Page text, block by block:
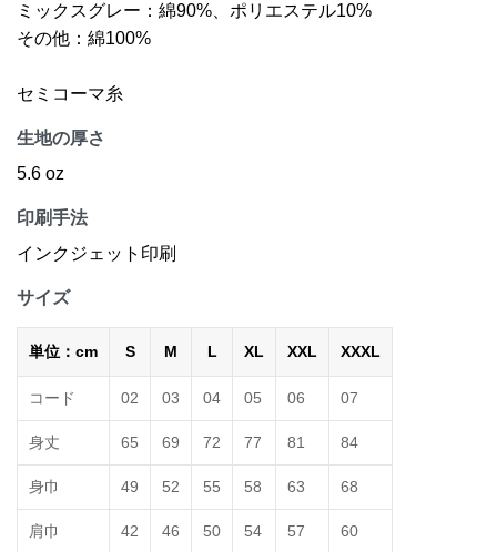
ミックスグレー：綿90%、ポリエステル10%
その他：綿100%
セミコーマ糸
生地の厚さ
5.6 oz
印刷手法
インクジェット印刷
サイズ
単位：cm S M L XL XXL XXXL
コード 02 03 04 05 06 07
身丈 65 69 72 77 81 84
身巾 49 52 55 58 63 68
肩巾 42 46 50 54 57 60